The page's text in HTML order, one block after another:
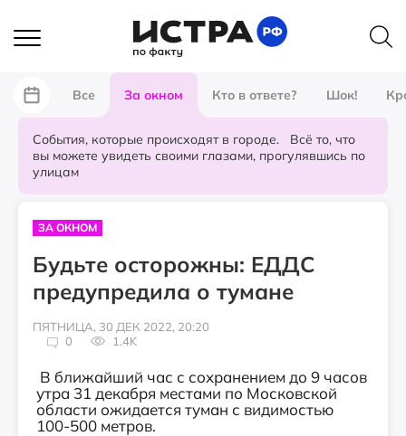
Все За окном Кто в ответе? Шок!
События, которые происходят в городе. Всё то, что
вы можете увидеть своими глазами, прогулявшись по
улицам
ЗА ОКНОМ
Будьте осторожны: ЕДДС
предупредила о тумане
ПЯТНИЦА, 30 ДЕК 2022, 20:20
0
1.4K
В ближайший час с сохранением до 9 часов
утра 31 декабря местами по Московской
области ожидается туман с видимостью
100-500 метров.